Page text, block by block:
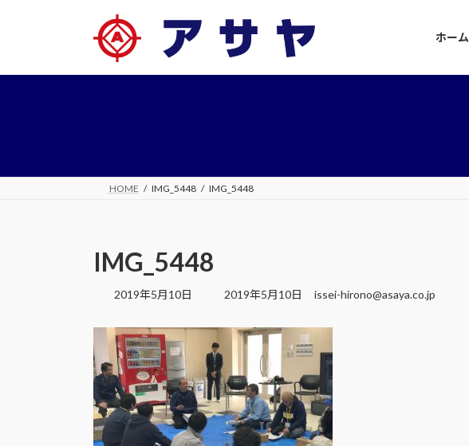
プ
動
ホーム
HOME IMG_5448 IMG_5448
IMG_5448
2019年5月10日
最
更
日
時
:
2019年5月10日 issei-hirono@asaya.co.jp